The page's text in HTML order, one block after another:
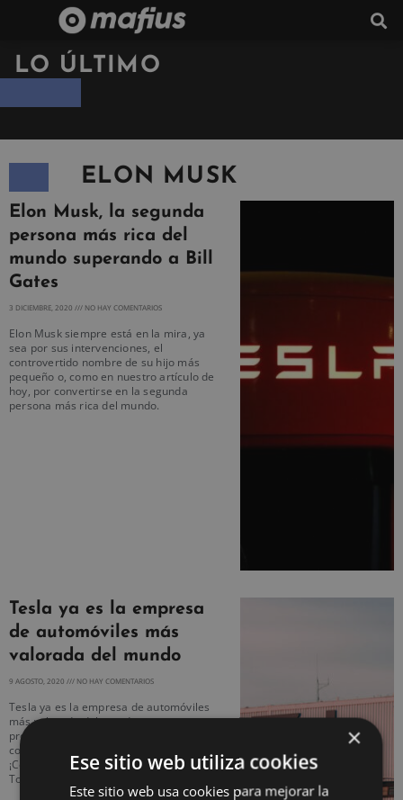
LO ÚLTIMO
ELON MUSK
Elon Musk, la segunda
persona más rica del
mundo superando a Bill
Gates
3 DICIEMBRE, 2020 NO HAY COMENTARIOS
Elon Musk siempre está en la mira, ya
sea por sus intervenciones, el
controvertido nombre de su hijo más
pequeño o, como en nuestro artículo de
hoy, por convertirse en la segunda
persona más rica del mundo.
Tesla ya es la empresa
de automóviles más
valorada del mundo
9 AGOSTO, 2020 NO HAY COMENTARIOS
Tesla ya es la empresa de automóviles
más valorada del mundo por sus
productos con un diseño atractivo,
confiable y de tecnología avanzada.
¡Conoce cómo Tesla logró superar a
Toyota y Volkswagen!
×
Ese sitio web utiliza cookies
Este sitio web usa cookies para mejorar la